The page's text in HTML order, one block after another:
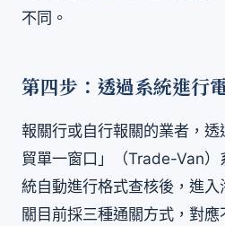
不同。
第四步：透過系統進行
報關行或自行報關的業者，
貿單一窗口」（Trade-Van）
統自動進行格式查核後，進
關目前採三種通關方式，對應